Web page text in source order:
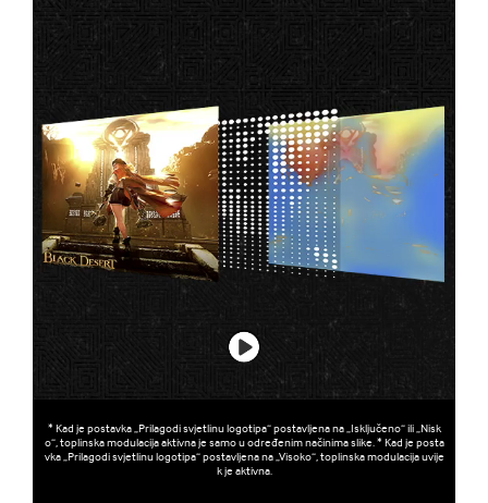
* Kad je postavka „Prilagodi svjetlinu logotipa“ postavljena na „Isključeno“ ili „Nisk
o“, toplinska modulacija aktivna je samo u određenim načinima slike. * Kad je posta
vka „Prilagodi svjetlinu logotipa“ postavljena na „Visoko“, toplinska modulacija uvije
k je aktivna.